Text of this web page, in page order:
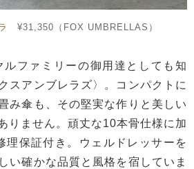
¥31,350（FOX UMBRELLAS）
ファミリーの御用達としても知
スアンブレラズ〉。コンパクトに
み傘も、その堅実な作りと美しい
りません。頑丈な10本骨仕様に加
理保証付き。ウェルドレッサーを
い確かな品質と風格を宿していま